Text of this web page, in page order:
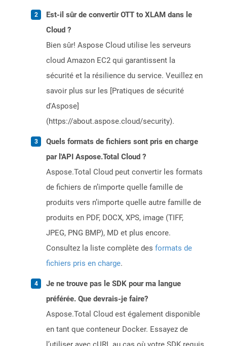
Est-il sûr de convertir OTT to XLAM dans le
Cloud ?
Bien sûr! Aspose Cloud utilise les serveurs
cloud Amazon EC2 qui garantissent la
sécurité et la résilience du service. Veuillez en
savoir plus sur les [Pratiques de sécurité
d'Aspose]
(https://about.aspose.cloud/security).
Quels formats de fichiers sont pris en charge
par l'API Aspose.Total Cloud ?
Aspose.Total Cloud peut convertir les formats
de fichiers de n’importe quelle famille de
produits vers n’importe quelle autre famille de
produits en PDF, DOCX, XPS, image (TIFF,
JPEG, PNG BMP), MD et plus encore.
Consultez la liste complète des formats de
fichiers pris en charge.
Je ne trouve pas le SDK pour ma langue
préférée. Que devrais-je faire?
Aspose.Total Cloud est également disponible
en tant que conteneur Docker. Essayez de